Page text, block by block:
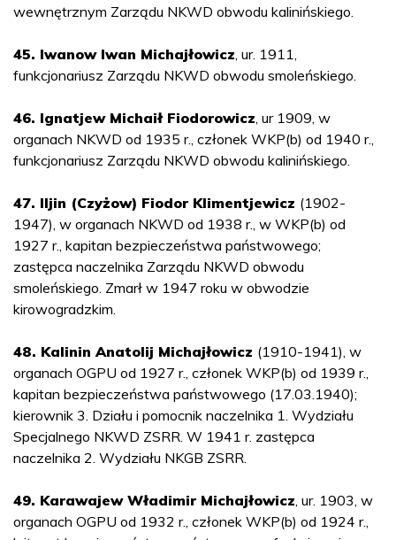
wewnętrznym Zarządu NKWD obwodu kalinińskiego.
45. Iwanow Iwan Michajłowicz , ur. 1911,
funkcjonariusz Zarządu NKWD obwodu smoleńskiego.
46. Ignatjew Michaił Fiodorowicz , ur 1909, w
organach NKWD od 1935 r., członek WKP(b) od 1940 r.,
funkcjonariusz Zarządu NKWD obwodu kalinińskiego.
47. Iljin (Czyżow) Fiodor Klimentjewicz (1902-
1947), w organach NKWD od 1938 r., w WKP(b) od
1927 r., kapitan bezpieczeństwa państwowego;
zastępca naczelnika Zarządu NKWD obwodu
smoleńskiego. Zmarł w 1947 roku w obwodzie
kirowogradzkim.
48. Kalinin Anatolij Michajłowicz (1910-1941), w
organach OGPU od 1927 r., członek WKP(b) od 1939 r.,
kapitan bezpieczeństwa państwowego (17.03.1940);
kierownik 3. Działu i pomocnik naczelnika 1. Wydziału
Specjalnego NKWD ZSRR. W 1941 r. zastępca
naczelnika 2. Wydziału NKGB ZSRR.
49. Karawajew Władimir Michajłowicz , ur. 1903, w
organach OGPU od 1932 r., członek WKP(b) od 1924 r.,